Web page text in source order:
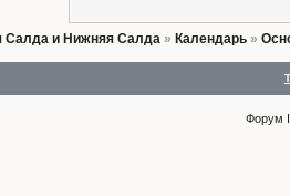
Салда и Нижняя Салда» Календарь»
Форум